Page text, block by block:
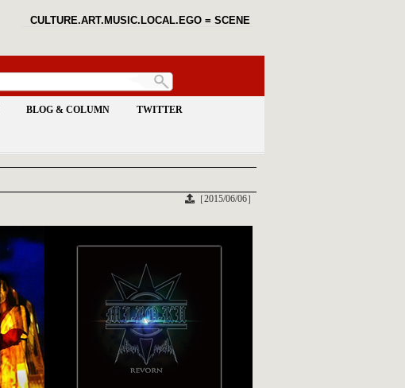
CULTURE.ART.MUSIC.LOCAL.EGO = SCENE
BLOG & COLUMN TWITTER
［2015/06/06］